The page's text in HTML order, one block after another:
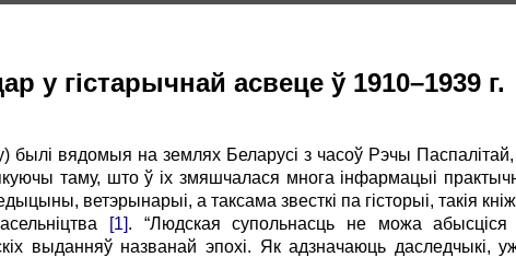
у гістарычнай асвеце ў 1910–1939 г.
былі вядомыя на землях Беларусі з часоў Рэчы
таму, што ў іх змяшчалася многа інфармацыі
ветэрынарыі, а таксама звесткі па гісторыі, такія
[1]. “Людская супольнасць не можа абысціся
выданняў названай эпохі. Як адзначаюць даследчыкі,